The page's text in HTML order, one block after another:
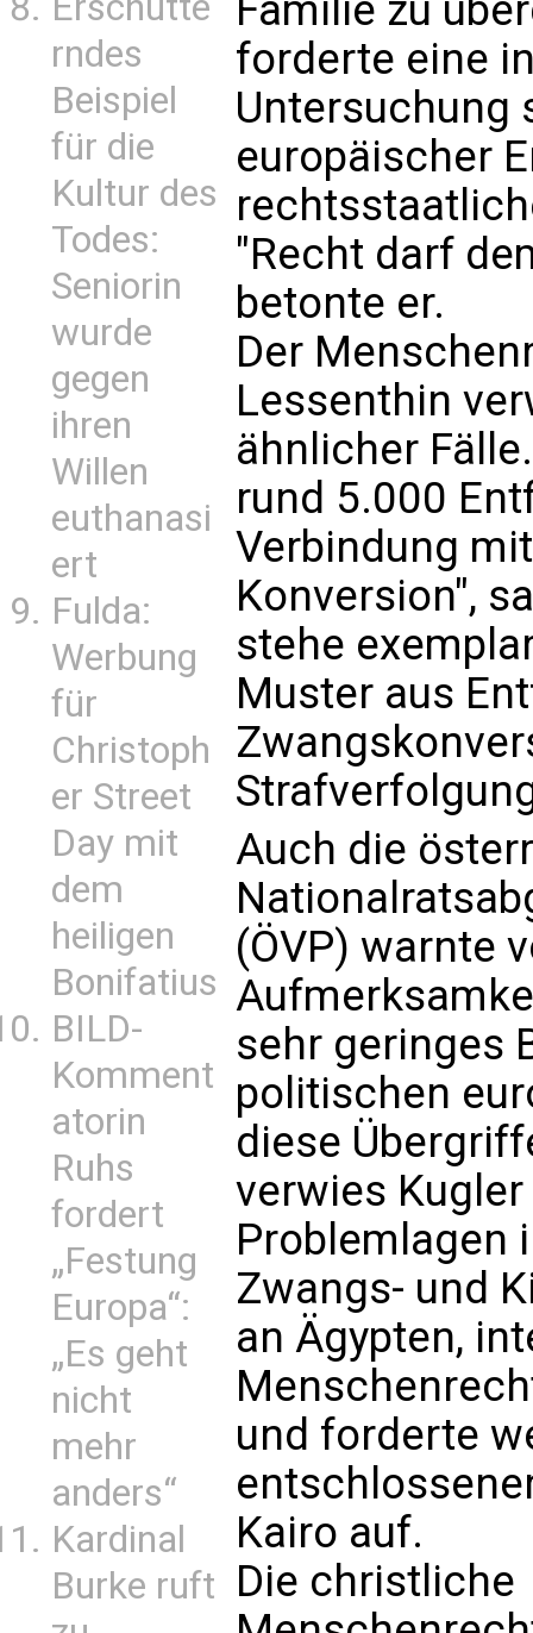
rndes
Beispiel
für die
Kultur des
Todes:
Seniorin
wurde
gegen
ihren
Willen
euthanasi
ert
Fulda:
Werbung
für
Christoph
er Street
Day mit
dem
heiligen
Bonifatius
BILD-
Komment
atorin
Ruhs
fordert
„Festung
Europa“:
„Es geht
nicht
mehr
anders“
Kardinal
Burke ruft
forderte eine
Untersuchung
europäischer
"Recht darf
betonte er.
Der
Lessenthin
ähnlicher
rund 5.000
Verbindung
Konversion",
stehe
Muster aus
Auch die
(ÖVP) warnte
sehr geringes
politischen
diese
verwies
Problemlagen
Zwangs- und
an Ägypten,
und forderte
Kairo auf.
Die christliche